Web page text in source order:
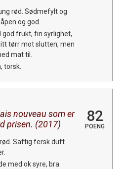
rød. Sødmefylt og
og god.
god frukt, fin syrlighet,
tørr mot slutten, men
mat til.
torsk.
nouveau som er
prisen. (2017)
82
POENG
rød. Saftig fersk duft
med ok syre, bra